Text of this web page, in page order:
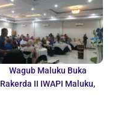
Wagub Maluku Buka
Rakerda II IWAPI Maluku,